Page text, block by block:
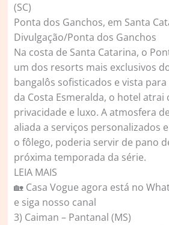
(SC)
Ponta dos Ganchos, em Santa
Divulgação/Ponta dos Ganchos
Na costa de Santa Catarina, o
um dos resorts mais exclusivos
bangalôs sofisticados e vista
da Costa Esmeralda, o hotel atrai
privacidade e luxo. A atmosfera
aliada a serviços personalizados
o fôlego, poderia servir de pano
próxima temporada da série.
LEIA MAIS
🏡 Casa Vogue agora está no
e siga nosso canal
3) Caiman – Pantanal (MS)